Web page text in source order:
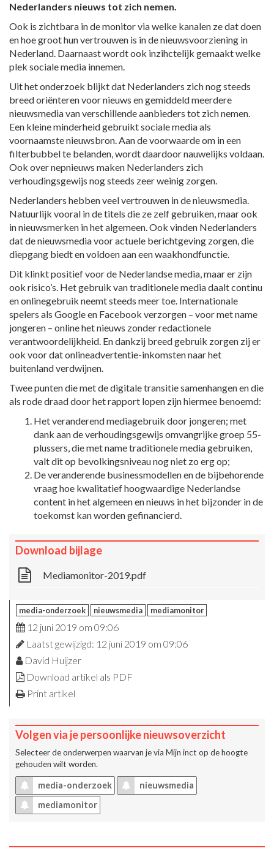
Nederlanders nieuws tot zich nemen.
Ook is zichtbara in de monitor via welke kanalen ze dat doen
en hoe groot hun vertrouwen is in de nieuwsvoorziening in
Nederland. Daarnaast wordt ook inzihctelijk gemaakt welke
plek sociale media innemen.
Uit het onderzoek blijkt dat Nederlanders zich nog steeds
breed oriënteren voor nieuws en gemiddeld meerdere
nieuwsmedia van verschillende aanbieders tot zich nemen.
Een kleine minderheid gebruikt sociale media als
voornaamste nieuwsbron. Aan de voorwaarde om in een
filterbubbel te belanden, wordt daardoor nauwelijks voldaan.
Ook over nepnieuws maken Nederlanders zich
verhoudingsgewijs nog steeds zeer weinig zorgen.
Nederlanders hebben veel vertrouwen in de nieuwsmedia.
Natuurlijk vooral in de titels die ze zelf gebruiken, maar ook
in nieuwsmerken in het algemeen. Ook vinden Nederlanders
dat de nieuwsmedia voor actuele berichtgeving zorgen, die
diepgang biedt en voldoen aan een waakhondfunctie.
Dit klinkt positief voor de Nederlandse media, maar er zijn
ook risico’s. Het gebruik van traditionele media daalt continu
en onlinegebruik neemt steeds meer toe. Internationale
spelers als Google en Facebook verzorgen – voor met name
jongeren – online het nieuws zonder redactionele
verantwoordelijkheid. En dankzij breed gebruik zorgen zij er
ook voor dat onlineadvertentie-inkomsten naar het
buitenland verdwijnen.
Twee punten die met de digitale transitie samenhangen en die
als rode draad door het rapport lopen zijn hiermee benoemd:
Het veranderend mediagebruik door jongeren; met
dank aan de verhoudingsgewijs omvangrijke groep 55-
plussers, die met name traditionele media gebruiken,
valt dit op bevolkingsniveau nog niet zo erg op;
De veranderende businessmodellen en de bijbehorende
vraag hoe kwalitatief hoogwaardige Nederlandse
content in het algemeen en nieuws in het bijzonder in de
toekomst kan worden gefinancierd.
Download bijlage
Mediamonitor-2019.pdf
media-onderzoek nieuwsmedia mediamonitor
12 juni 2019 om 09:06
Laatst gewijzigd: 12 juni 2019 om 09:06
David Huijzer
Download artikel als PDF
Print artikel
Volgen via je persoonlijke nieuwsoverzicht
Selecteer de onderwerpen waarvan je via Mijn inct op de hoogte
gehouden wilt worden.
media-onderzoek
nieuwsmedia
mediamonitor